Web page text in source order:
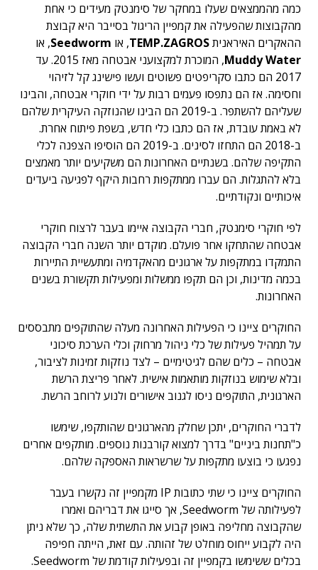
כמה מהממצאים שעלו במחקר של סימנטק מעידים כי אחת
מהקבוצות שהפעילה את קמפיין הריגול בסייבר היא קבוצת
ההאקרים האיראניתTEMP.ZAGROS, או Seedworm, או
Muddy Water
, המוכרת למקצועני אבטחה מאז 2015. עד
2017 הם כתבו סקריפטים פשוטים ועשו פישינג קל לזיהוי
וחסימה. אז הם נתפסו פעמים רבות על ידי חוקרי אבטחה, והבינו
שעליהם להשתפר. ב-2019 הם הבינו שהנוזקה העיקרית שלהם
לא באמת עובדת, אז הם כתבו כלי חדש, בשפת פיתוח אחרת.
ב-2018 הם התחזו לסינים. ב-2019 הם הוסיפו הצפנה לכלי
התקיפה שלהם. בשנתיים האחרונות הם משקיעים יותר מאמצים
בלא להתגלות. הם עברו ממתקפות רחבות היקף לפגיעה ביעדים
איכותיים ונקודתיים.
לפי חוקרי סימנטק, חברי הקבוצה איימו בעבר לרצוח חוקרי
אבטחה שהתחקו אחר פועלם. מוקדם יותר השנה חברי הקבוצה
התמקדו במתקפות על ארגונים מהאקדמיה ומתעשיית התיירות
בכמה מדינות, וכן הם תקפו ממשלות ומפעילות תקשורת בשנים
האחרונות.
החוקרים ציינו כי הפעילות האחרונה מעלה שהתוקפים מתבססים
על תמהיל פעילות של כלי ניהול מרחוק וכלי הערכת סיכוני
אבטחה – כלים שהם לגיטימיים – לצד נוזקות זמינות לציבור,
ובלא שימוש בנוזקות מותאמות אישית. לאחר פריצת הרשת
הארגונית, התוקפים ניסו לגנוב אישורים ולנוע לרוחב הרשת.
לדברי החוקרים, יתכן שחלק מהארגונים שהותקפו, שימשו
כ"תחנות ביניים" בדרך למצוא קורבנות נוספים. מותקפים אחרים
נפגעו כי בוצעו מתקפות על שרשראות האספקה שלהם.
החוקרים ציינו כי שתי כתובות IP מקמפיין זה נקשרו בעבר
לפעילותה של Seedworm, אך סייגו את דבריהם ואמרו
שהקבוצה מחליפה באופן קבוע את התשתית שלה, כך שלא ניתן
היה לקבוע ייחוס מוחלט של זהותה. עם זאת, הייתה חפיפה
בכלים ששימשו בקמפיין זה ובפעילות קודמת של Seedworm.